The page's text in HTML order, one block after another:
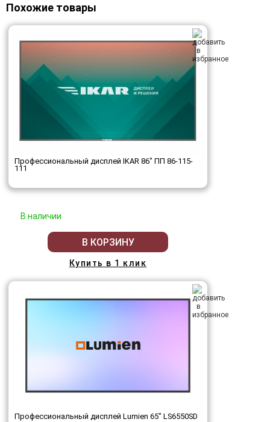
Похожие товары
Профессиональный дисплей IKAR 86" ПП 86-115-
111
В наличии
В КОРЗИНУ
Купить в 1 клик
Профессиональный дисплей Lumien 65" LS6550SD